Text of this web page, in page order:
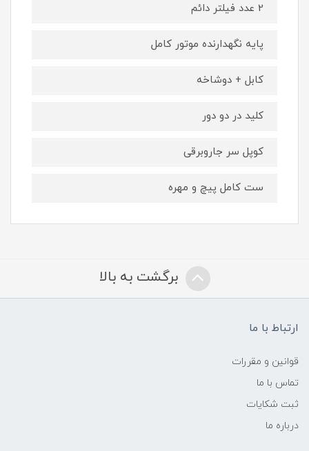
2 عدد فیلتر دائم
پایه نگهدارنده موتور کامل
کابل + دوشاخه
کلید در دو دور
کوپل سر جاروبرقی
ست کامل پیچ و مهره
برگشت به بالا
ارتباط با ما
قوانین و مقررات
تماس با ما
ثبت شکایات
درباره ما